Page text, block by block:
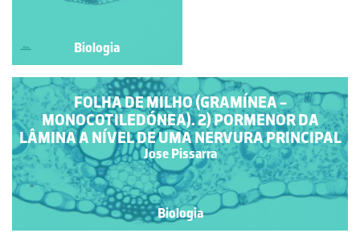
Biologia
FOLHA DE MILHO (GRAMÍNEA -
MONOCOTILEDÓNEA). 2) PORMENOR DA
LÂMINA A NÍVEL DE UMA NERVURA PRINCIPAL
Jose Pissarra
Biologia
Biologia